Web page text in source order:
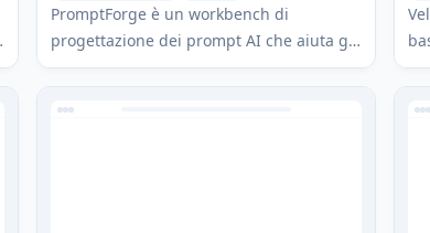
AI Developer Tools
PromptForge è un workbench di
progettazione dei prompt AI che aiuta gli
utenti a creare, testare, ottimizzare e
generazione basata sull'AI, la valutazione